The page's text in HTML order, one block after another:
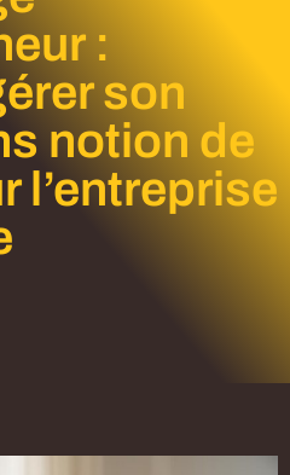
:
son
notion de
l’entreprise